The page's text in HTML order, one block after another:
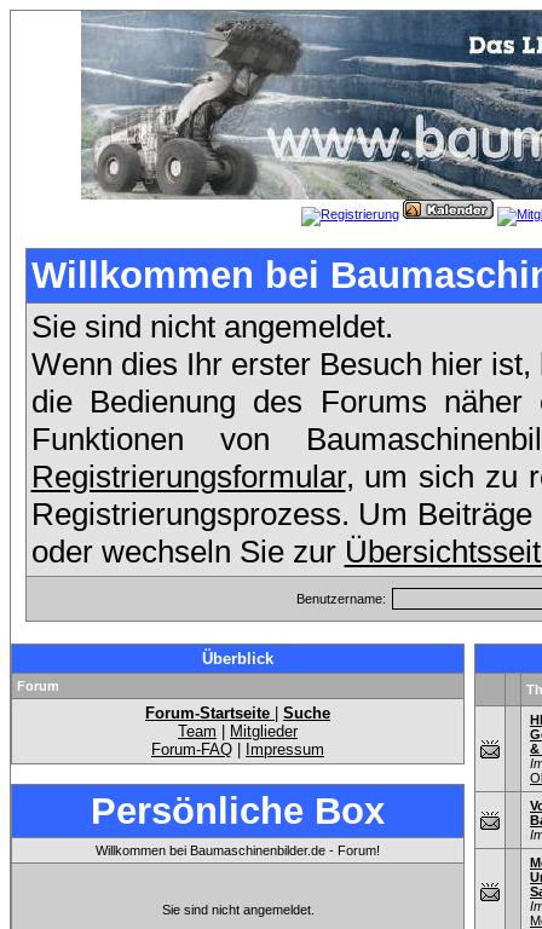
Willkommen bei
Sie sind nicht angemeldet.
Wenn dies Ihr erster Besuch hier
die Bedienung des Forums
Funktionen von
Registrierungsformular, um sich zu
Registrierungsprozess. Um
oder wechseln Sie zur
Benutzername:
Überblick
Forum
Forum-Startseite
Suche
Team
Mitglieder
Forum-FAQ
Impressum
Persönliche Box
Willkommen bei Baumaschinenbilder.de - Forum!
Sie sind nicht angemeldet.
&